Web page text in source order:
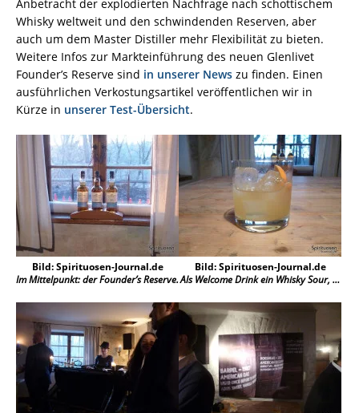
Anbetracht der explodierten Nachfrage nach schottischem
Whisky weltweit und den schwindenden Reserven, aber
auch um dem Master Distiller mehr Flexibilität zu bieten.
Weitere Infos zur Markteinführung des neuen Glenlivet
Founder’s Reserve sind in unserer News zu finden. Einen
ausführlichen Verkostungsartikel veröffentlichen wir in
Kürze in unserer Test-Übersicht.
Bild: Spirituosen-Journal.de
Im Mittelpunkt: der Founder’s Reserve.
Bild: Spirituosen-Journal.de
Als Welcome Drink ein Whisky Sour, …